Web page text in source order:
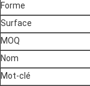
Forme
Surface
MOQ
Nom
Mot-clé